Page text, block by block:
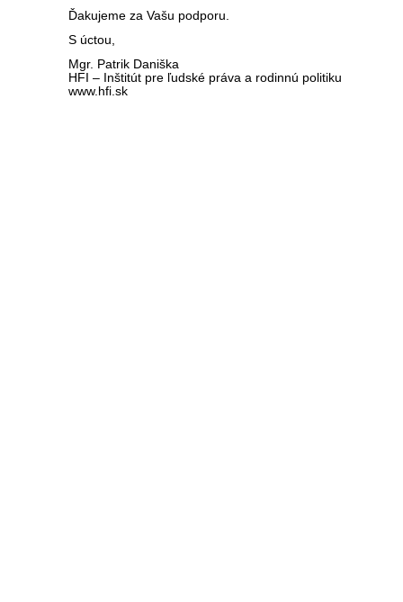
Ďakujeme za Vašu podporu.
S úctou,
Mgr. Patrik Daniška
HFI – Inštitút pre ľudské práva a rodinnú politiku
www.hfi.sk